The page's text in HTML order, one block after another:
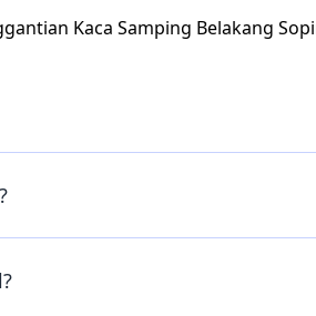
Kaca Samping Belakang